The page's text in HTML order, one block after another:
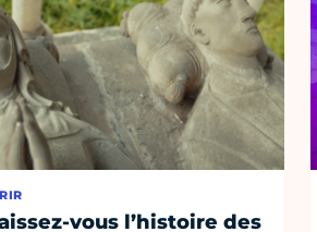
vous l’histoire des